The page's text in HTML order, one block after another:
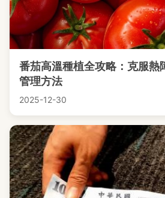
番茄高溫種植全攻略：克服熱
管理方法
2025-12-30